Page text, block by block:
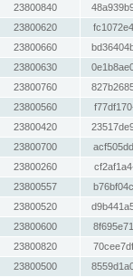
23800840
23800620
23800660
23800630
23800760
23800560
23800420
23800700
23800260
23800557
23800520
23800600
23800820
23800500